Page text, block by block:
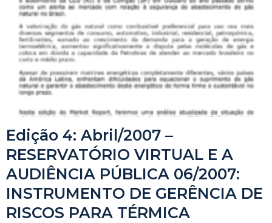
Edição 4: Abril/2007 –
RESERVATÓRIO VIRTUAL E A
AUDIÊNCIA PÚBLICA 06/2007:
INSTRUMENTO DE GERÊNCIA DE
RISCOS PARA TÉRMICA